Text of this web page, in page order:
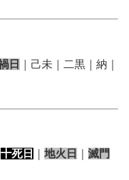
日
｜己未｜二黒｜納｜
十死日 地火日
滅門